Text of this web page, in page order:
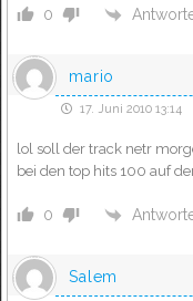
0
mario
17. Juni 2010 13:14
lol soll der track netr
bei den top hits 100 auf
0
Salem